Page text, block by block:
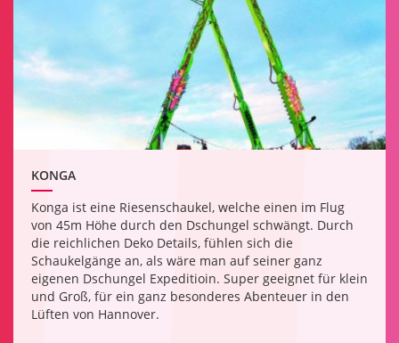
KONGA
Konga ist eine Riesenschaukel, welche einen im Flug
von 45m Höhe durch den Dschungel schwängt. Durch
die reichlichen Deko Details, fühlen sich die
Schaukelgänge an, als wäre man auf seiner ganz
eigenen Dschungel Expeditioin. Super geeignet für klein
und Groß, für ein ganz besonderes Abenteuer in den
Lüften von Hannover.